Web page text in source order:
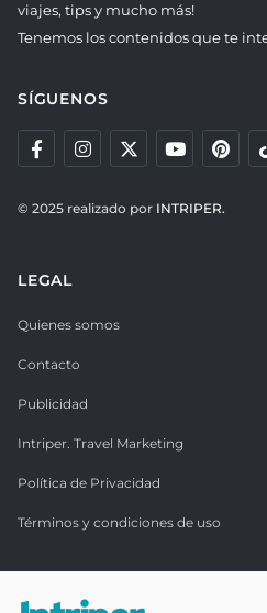
viajes, tips y mucho más!
Tenemos los contenidos que te
SÍGUENOS
© 2025 realizado por INTRIPER.
LEGAL
Quienes somos
Contacto
Publicidad
Intriper. Travel Marketing
Política de Privacidad
Términos y condiciones de uso